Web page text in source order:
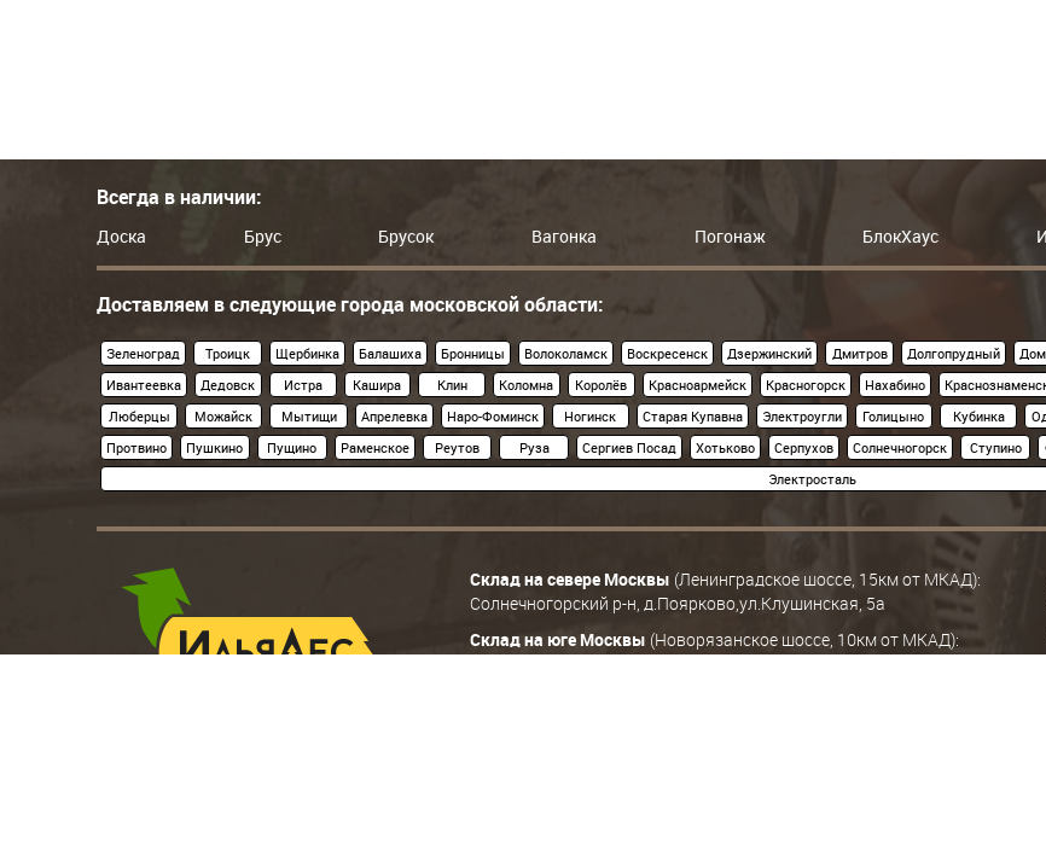
Всегда в наличии:
Доска Брус Брусок Вагонка Погонаж БлокХаус
Доставляем в следующие города московской области:
Зеленоград Троицк Щербинка Балашиха Бронницы Волоколамск Воскресенск Дзержинский Дмитров Долгопрудный
Ивантеевка
Дедовск Истра Кашира Клин Коломна Королёв Красноармейск Красногорск Нахабино
Люберцы
Можайск Мытищи Апрелевка Наро-Фоминск Ногинск Старая Купавна Электроугли Голицыно Кубинка
Протвино
Пушкино Пущино Раменское Реутов Руза Сергиев Посад Хотьково Серпухов Солнечногорск Ступино
Электросталь
Склад на севере Москвы (Ленинградское шоссе, 15км от МКАД):
Солнечногорский р-н, д.Поярково,ул.Клушинская, 5а
Склад на юге Москвы (Новорязанское шоссе, 10км от МКАД):